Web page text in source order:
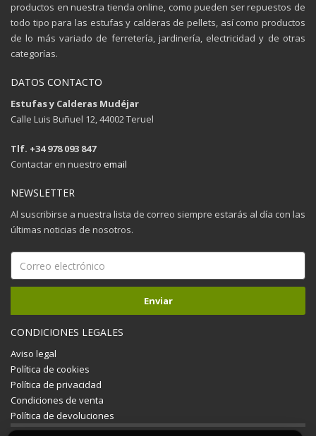
productos en nuestra tienda online, como pueden ser repuestos de
todo tipo para las estufas y calderas de pellets, así como productos
de lo más variado de ferretería, jardinería, electricidad y de otras
categorías.
DATOS CONTACTO
Estufas y Calderas Mudéjar
Calle Luis Buñuel 12, 44002 Teruel
Tlf. +34 978 093 847
Contactar en nuestro email
NEWSLETTER
Al suscribirse a nuestra lista de correo siempre estarás al día con las
últimas noticias de nosotros.
CONDICIONES LEGALES
Aviso legal
Política de cookies
Política de privacidad
Condiciones de venta
Política de devoluciones